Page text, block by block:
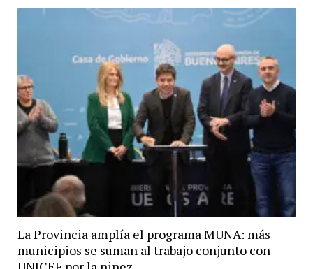
La Provincia amplía el programa MUNA: más
municipios se suman al trabajo conjunto con